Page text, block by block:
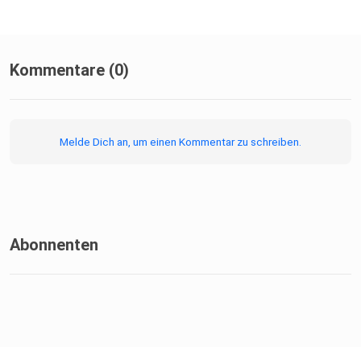
Kommentare (0)
Melde Dich an, um einen Kommentar zu schreiben.
Abonnenten